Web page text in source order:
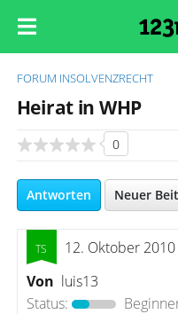
FORUM INSOLVENZRECHT
Heirat in WHP
0
Antworten Neuer
12. Oktober
Von luis13
Status: